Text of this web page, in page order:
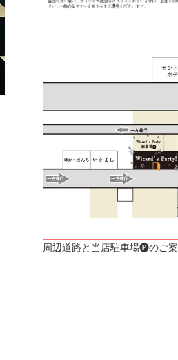
周辺道路と当店駐車場🅟のご